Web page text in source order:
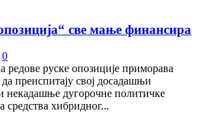
све мање финансира
0
редове руске опозиције приморава
преиспитају свој досадашњи
некадашње дугорочне политичке
средства хибридног...